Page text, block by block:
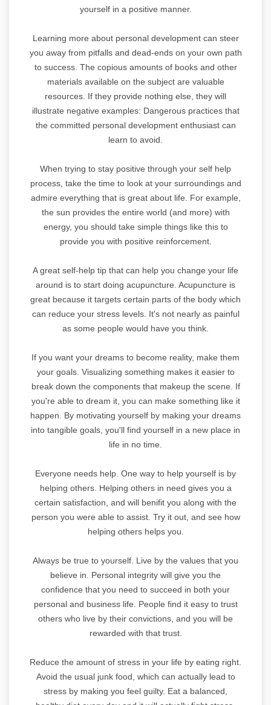
yourself in a positive manner.
Learning more about personal development can steer
you away from pitfalls and dead-ends on your own path
to success. The copious amounts of books and other
materials available on the subject are valuable
resources. If they provide nothing else, they will
illustrate negative examples: Dangerous practices that
the committed personal development enthusiast can
learn to avoid.
When trying to stay positive through your self help
process, take the time to look at your surroundings and
admire everything that is great about life. For example,
the sun provides the entire world (and more) with
energy, you should take simple things like this to
provide you with positive reinforcement.
A great self-help tip that can help you change your life
around is to start doing acupuncture. Acupuncture is
great because it targets certain parts of the body which
can reduce your stress levels. It's not nearly as painful
as some people would have you think.
If you want your dreams to become reality, make them
your goals. Visualizing something makes it easier to
break down the components that makeup the scene. If
you're able to dream it, you can make something like it
happen. By motivating yourself by making your dreams
into tangible goals, you'll find yourself in a new place in
life in no time.
Everyone needs help. One way to help yourself is by
helping others. Helping others in need gives you a
certain satisfaction, and will benifit you along with the
person you were able to assist. Try it out, and see how
helping others helps you.
Always be true to yourself. Live by the values that you
believe in. Personal integrity will give you the
confidence that you need to succeed in both your
personal and business life. People find it easy to trust
others who live by their convictions, and you will be
rewarded with that trust.
Reduce the amount of stress in your life by eating right.
Avoid the usual junk food, which can actually lead to
stress by making you feel guilty. Eat a balanced,